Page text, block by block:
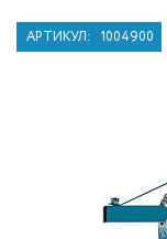
АРТИКУЛ: 1004900